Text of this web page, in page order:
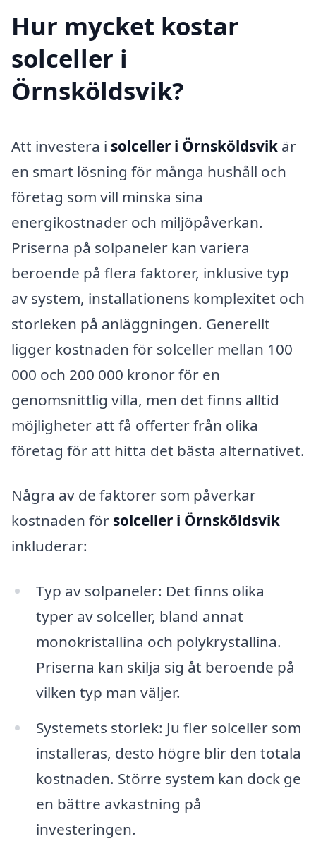
Hur mycket kostar
solceller i
Örnsköldsvik?
Att investera i solceller i Örnsköldsvik är
en smart lösning för många hushåll och
företag som vill minska sina
energikostnader och miljöpåverkan.
Priserna på solpaneler kan variera
beroende på flera faktorer, inklusive typ
av system, installationens komplexitet och
storleken på anläggningen. Generellt
ligger kostnaden för solceller mellan 100
000 och 200 000 kronor för en
genomsnittlig villa, men det finns alltid
möjligheter att få offerter från olika
företag för att hitta det bästa alternativet.
Några av de faktorer som påverkar
kostnaden för solceller i Örnsköldsvik
inkluderar:
Typ av solpaneler: Det finns olika
typer av solceller, bland annat
monokristallina och polykrystallina.
Priserna kan skilja sig åt beroende på
vilken typ man väljer.
Systemets storlek: Ju fler solceller som
installeras, desto högre blir den totala
kostnaden. Större system kan dock ge
en bättre avkastning på
investeringen.